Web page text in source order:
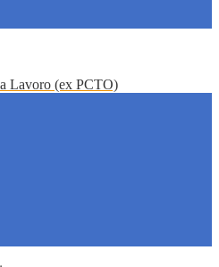
Lavoro (ex PCTO)